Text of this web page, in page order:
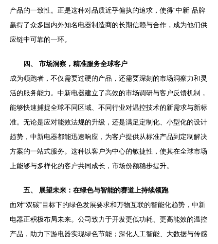
产品的一致性。正是这种对品质近乎偏执的追求，使得“中新”品牌
赢得了众多国内外知名电器制造商的长期信赖与合作，成为他们供
应链中可靠的一环。
四、 市场洞察，精准服务全球客户
成为领跑者，不仅需要过硬的产品，还需要深刻的市场洞察力和灵
活的服务能力。中新电器建立了高效的市场调研与客户反馈机制，
能够快速捕捉全球不同区域、不同行业对温控技术的新需求与新标
准。无论是应对能效法规的升级，还是满足定制化、小型化的设计
趋势，中新电器都能迅速响应，为客户提供从标准产品到定制解决
方案的一站式服务。这种以客户为中心的敏捷性，使其在全球市场
上能够与多样化的客户共同成长，市场份额稳步提升。
五、 展望未来：在绿色与智能的赛道上持续领跑
面对“双碳”目标下的绿色发展要求和万物互联的智能化趋势，中新
电器正积极布局未来。公司致力于开发更低功耗、更高能效的温控
产品，助力下游电器实现绿色节能；深化人工智能、大数据与传感